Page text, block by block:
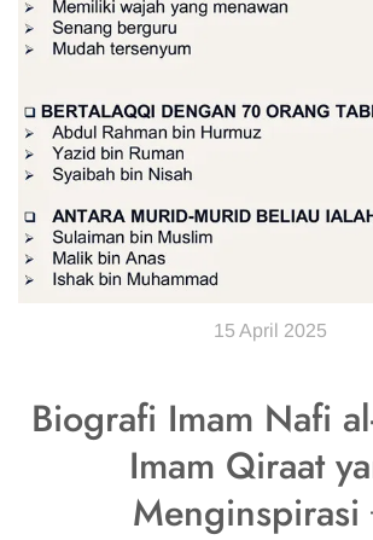
15 April 2025
Biografi Imam Nafi
Imam Qiraat
Menginspirasi